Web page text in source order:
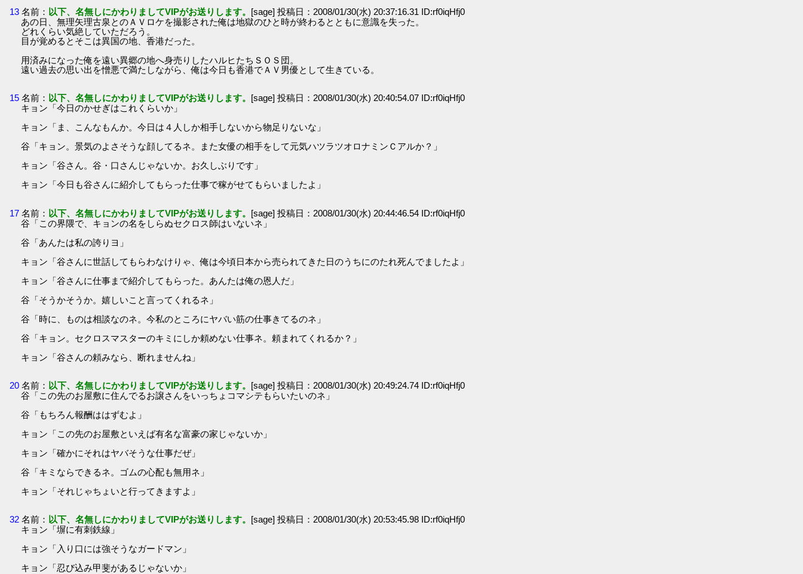
13 名前： 以下、名無しにかわりましてVIPがお送りします。 [sage] 投稿日：2008/01/30(水) 20:37:16.31 ID:rf0iqHfj0
あの日、無理矢理古泉とのＡＶロケを撮影された俺は地獄のひと時が終わるとともに意識を失った。
どれくらい気絶していただろう。
目が覚めるとそこは異国の地、香港だった。
用済みになった俺を遠い異郷の地へ身売りしたハルヒたちＳＯＳ団。
遠い過去の思い出を憎悪で満たしながら、俺は今日も香港でＡＶ男優として生きている。
15 名前： 以下、名無しにかわりましてVIPがお送りします。 [sage] 投稿日：2008/01/30(水) 20:40:54.07 ID:rf0iqHfj0
キョン「今日のかせぎはこれくらいか」
キョン「ま、こんなもんか。今日は４人しか相手しないから物足りないな」
谷「キョン。景気のよさそうな顔してるネ。また女優の相手をして元気ハツラツオロナミンＣアルか？」
キョン「谷さん。谷・口さんじゃないか。お久しぶりです」
キョン「今日も谷さんに紹介してもらった仕事で稼がせてもらいましたよ」
17 名前： 以下、名無しにかわりましてVIPがお送りします。 [sage] 投稿日：2008/01/30(水) 20:44:46.54 ID:rf0iqHfj0
谷「この界隈で、キョンの名をしらぬセクロス師はいないネ」
谷「あんたは私の誇りヨ」
キョン「谷さんに世話してもらわなけりゃ、俺は今頃日本から売られてきた日のうちにのたれ死んでましたよ」
キョン「谷さんに仕事まで紹介してもらった。あんたは俺の恩人だ」
谷「そうかそうか。嬉しいこと言ってくれるネ」
谷「時に、ものは相談なのネ。今私のところにヤバい筋の仕事きてるのネ」
谷「キョン。セクロスマスターのキミにしか頼めない仕事ネ。頼まれてくれるか？」
キョン「谷さんの頼みなら、断れませんね」
20 名前： 以下、名無しにかわりましてVIPがお送りします。 [sage] 投稿日：2008/01/30(水) 20:49:24.74 ID:rf0iqHfj0
谷「この先のお屋敷に住んでるお譲さんをいっちょコマシテもらいたいのネ」
谷「もちろん報酬ははずむよ」
キョン「この先のお屋敷といえば有名な富豪の家じゃないか」
キョン「確かにそれはヤバそうな仕事だぜ」
谷「キミならできるネ。ゴムの心配も無用ネ」
キョン「それじゃちょいと行ってきますよ」
32 名前： 以下、名無しにかわりましてVIPがお送りします。 [sage] 投稿日：2008/01/30(水) 20:53:45.98 ID:rf0iqHfj0
キョン「塀に有刺鉄線」
キョン「入り口には強そうなガードマン」
キョン「忍び込み甲斐があるじゃないか」